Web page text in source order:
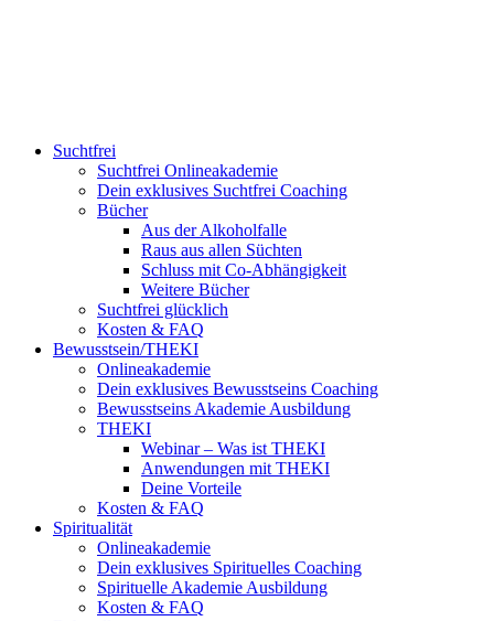
Suchtfrei
Suchtfrei Onlineakademie
Dein exklusives Suchtfrei Coaching
Bücher
Aus der Alkoholfalle
Raus aus allen Süchten
Schluss mit Co-Abhängigkeit
Weitere Bücher
Suchtfrei glücklich
Kosten & FAQ
Bewusstsein/THEKI
Onlineakademie
Dein exklusives Bewusstseins Coaching
Bewusstseins Akademie Ausbildung
THEKI
Webinar – Was ist THEKI
Anwendungen mit THEKI
Deine Vorteile
Kosten & FAQ
Spiritualität
Onlineakademie
Dein exklusives Spirituelles Coaching
Spirituelle Akademie Ausbildung
Kosten & FAQ